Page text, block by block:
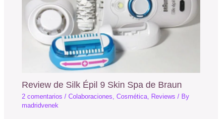
Review de Silk Épil 9 Skin Spa de Braun
2 comentarios /Colaboraciones,Cosmética, Reviews / By
madridvenek